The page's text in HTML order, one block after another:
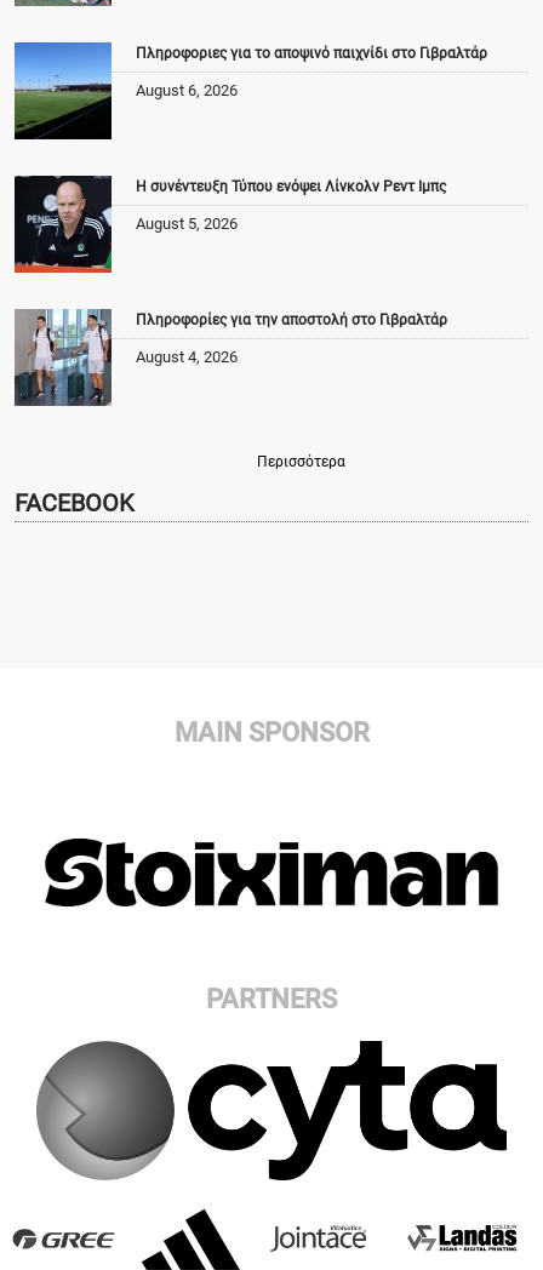
Πληροφοριες για το αποψινό παιχνίδι στο Γιβραλτάρ
August 6, 2026
Η συνέντευξη Τύπου ενόψει Λίνκολν Ρεντ Ιμπς
August 5, 2026
Πληροφορίες για την αποστολή στο Γιβραλτάρ
August 4, 2026
Περισσότερα
FACEBOOK
MAIN SPONSOR
PARTNERS